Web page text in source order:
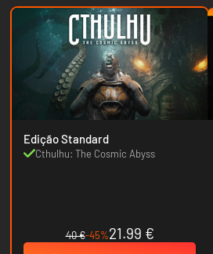
Edição Standard
Cthulhu: The Cosmic Abyss
40 €-45%21.99 €